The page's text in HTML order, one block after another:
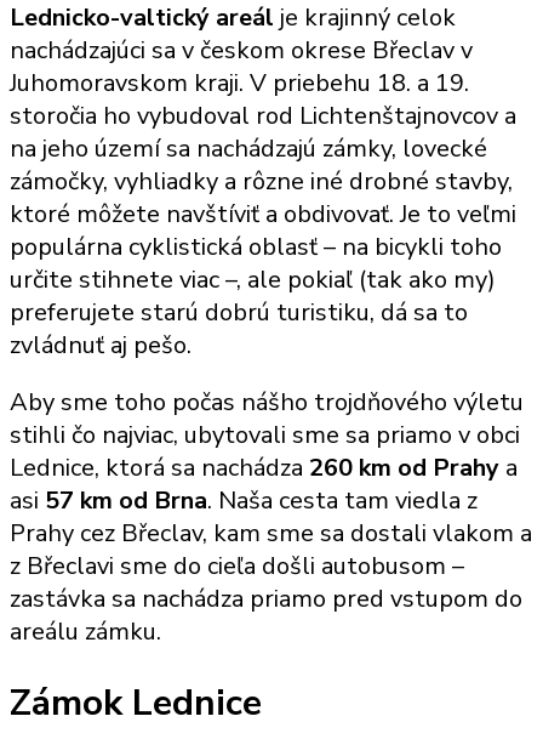
Lednicko-valtický areál je krajinný celok
nachádzajúci sa v českom okrese Břeclav v
Juhomoravskom kraji. V priebehu 18. a 19.
storočia ho vybudoval rod Lichtenštajnovcov a
na jeho území sa nachádzajú zámky, lovecké
zámočky, vyhliadky a rôzne iné drobné stavby,
ktoré môžete navštíviť a obdivovať. Je to veľmi
populárna cyklistická oblasť – na bicykli toho
určite stihnete viac –, ale pokiaľ (tak ako my)
preferujete starú dobrú turistiku, dá sa to
zvládnuť aj pešo.
Aby sme toho počas nášho trojdňového výletu
stihli čo najviac, ubytovali sme sa priamo v obci
Lednice, ktorá sa nachádza 260 km od Prahy a
asi 57 km od Brna. Naša cesta tam viedla z
Prahy cez Břeclav, kam sme sa dostali vlakom a
z Břeclavi sme do cieľa došli autobusom –
zastávka sa nachádza priamo pred vstupom do
areálu zámku.
Zámok Lednice